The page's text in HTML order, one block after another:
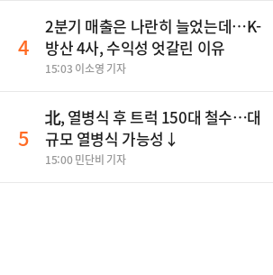
4
2분기 매출은 나란히 늘었는데…K-
방산 4사, 수익성 엇갈린 이유
15:03 이소영 기자
5
北, 열병식 후 트럭 150대 철수…대
규모 열병식 가능성↓
15:00 민단비 기자